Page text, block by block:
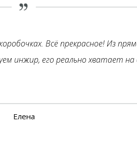
Всё прекрасное! Из
инжир, его реально хватает на
Елена